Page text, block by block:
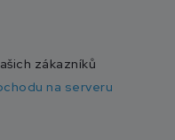
zákazníků
na serveru